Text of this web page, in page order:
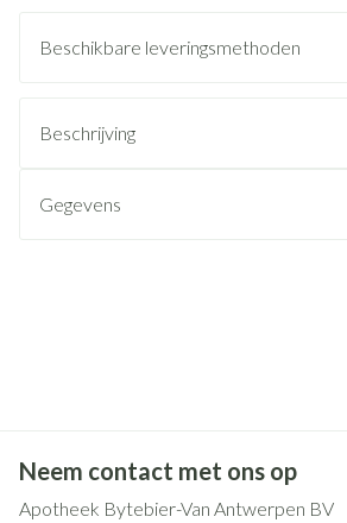
Beschikbare leveringsmethoden
Beschrijving
Gegevens
Neem contact met ons op
Apotheek Bytebier-Van Antwerpen BV